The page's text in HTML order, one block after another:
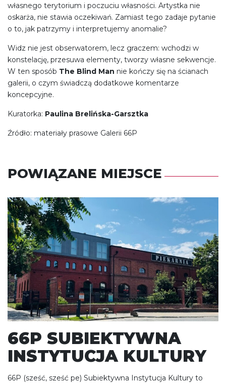
własnego terytorium i poczuciu własności. Artystka nie
oskarża, nie stawia oczekiwań. Zamiast tego zadaje pytanie
o to, jak patrzymy i interpretujemy anomalie?
Widz nie jest obserwatorem, lecz graczem: wchodzi w
konstelację, przesuwa elementy, tworzy własne sekwencje.
W ten sposób The Blind Man nie kończy się na ścianach
galerii, o czym świadczą dodatkowe komentarze
koncepcyjne.
Kuratorka: Paulina Brelińska-Garsztka
Źródło: materiały prasowe Galerii 66P
POWIĄZANE MIEJSCE
66P SUBIEKTYWNA
INSTYTUCJA KULTURY
66P (sześć, sześć pe) Subiektywna Instytucja Kultury to